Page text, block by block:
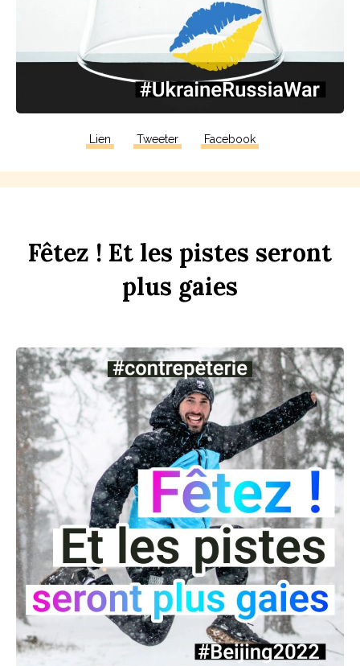
Lien Tweeter Facebook
Fêtez ! Et les pistes seront
plus gaies